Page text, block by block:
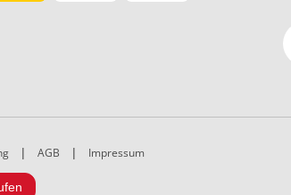
| AGB | Impressum